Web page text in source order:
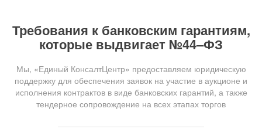
Требования к банковским гарантиям,
которые выдвигает №44–ФЗ
Мы, «Единый КонсалтЦентр» предоставляем юридическую
поддержку для обеспечения заявок на участие в аукционе и
исполнения контрактов в виде банковских гарантий, а также
тендерное сопровождение на всех этапах торгов